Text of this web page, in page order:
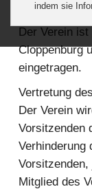
eingeschaltet
Der Verein
Cloppenburg
eingetragen.
Vertretung
Der Verein
Vorsitzenden
Verhinderung
Mitglied des